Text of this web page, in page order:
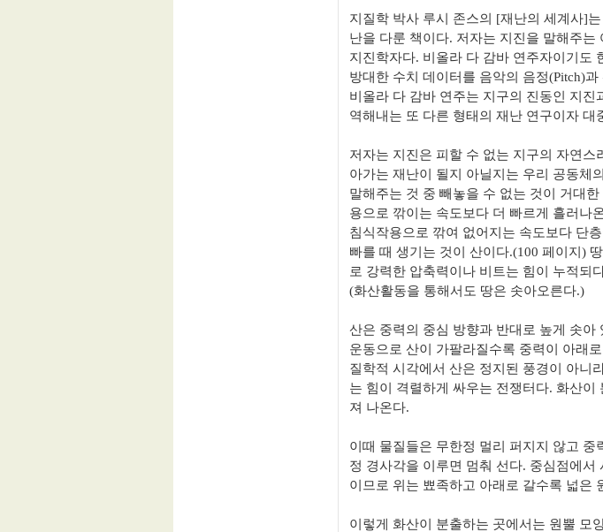
지질학 박사 루시 존스의 [재난의 세계사]는
난을 다룬 책이다. 저자는 지진을 말해주는
지진학자다. 비올라 다 감바 연주자이기도
방대한 수치 데이터를 음악의 음정(Pitch)과
비올라 다 감바 연주는 지구의 진동인 지
역해내는 또 다른 형태의 재난 연구이자 대
저자는 지진은 피할 수 없는 지구의 자연
아가는 재난이 될지 아닐지는 우리 공동체
말해주는 것 중 빼놓을 수 없는 것이 거대
용으로 깎이는 속도보다 더 빠르게 흘러나
침식작용으로 깎여 없어지는 속도보다 단
빠를 때 생기는 것이 산이다.(100 페이지 )
로 강력한 압축력이나 비트는 힘이 누적되
(화산활동을 통해서도 땅은 솟아오른다.)
산은 중력의 중심 방향과 반대로 높게 솟아
운동으로 산이 가팔라질수록 중력이 아래
질학적 시각에서 산은 정지된 풍경이 아니
는 힘이 격렬하게 싸우는 전쟁터다. 화산이
져 나온다.
이때 물질들은 무한정 멀리 퍼지지 않고
정 경사각을 이루면 멈춰 선다. 중심점에서
이므로 위는 뾰족하고 아래로 갈수록 넓은
이렇게 화산이 분출하는 곳에서는 원뿔 모